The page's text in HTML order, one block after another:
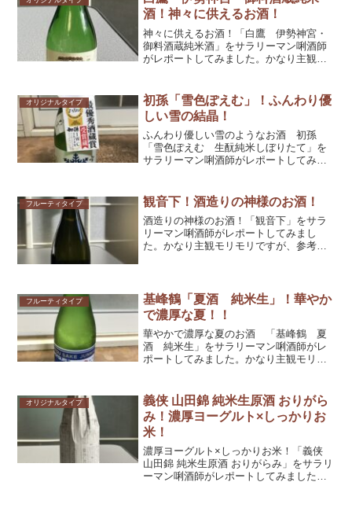
酒！神々に供えるお酒！
神々に供えるお酒！「白鷹 伊勢神宮・
御料酒蔵純米酒」をサラリーマン唎酒師
がレポートしてみました。かなり主観モ
オリジナルタイプ
初孫「雪色ぽえむ」！ふんわり優
しい雪の結晶！
ふんわり優しい雪のようなお酒 初孫
「雪色ぽえむ 生酛純米しぼりたて」を
サラリーマン唎酒師がレポートしてみま
フルーティタイプ 観音下！酒造りの神様のお酒！
酒造りの神様のお酒！「観音下」をサラ
リーマン唎酒師がレポートしてみまし
た。かなり主観モリモリですが、参考と
フルーティタイプ
基峰鶴「夏酒 純米生」！華やか
で濃厚な夏！！
華やかで濃厚な夏のお酒 「基峰鶴 夏
酒 純米生」をサラリーマン唎酒師がレ
ポートしてみました。かなり主観モリモ
オリジナルタイプ
義侠 山田錦 純米生原酒 おりがら
み！濃厚ヨーグルト×しっかりお
米！
濃厚ヨーグルト×しっかりお米！「義侠
山田錦 純米生原酒 おりがらみ」をサラリ
ーマン唎酒師がレポートしてみました。